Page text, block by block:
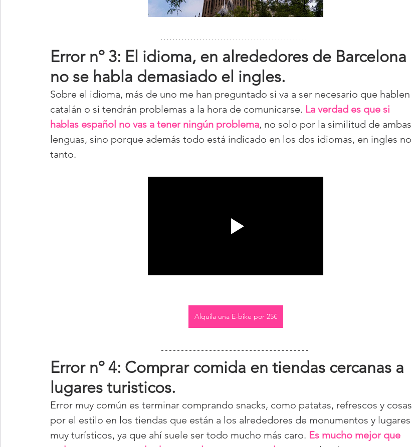
Error nº 3: El idioma, en alrededores de Barcelona
no se habla demasiado el ingles.
Sobre el idioma, más de uno me han preguntado si va a ser necesario que hablen
catalán o si tendrán problemas a la hora de comunicarse. La verdad es que si
hablas español no vas a tener ningún problema, no solo por la similitud de ambas
lenguas, sino porque además todo está indicado en los dos idiomas, en ingles no
tanto.
Alquila una E-bike por 25€
Error nº 4: Comprar comida en tiendas cercanas a
lugares turisticos.
Error muy común es terminar comprando snacks, como patatas, refrescos y cosas
por el estilo en los tiendas que están a los alrededores de monumentos y lugares
muy turísticos, ya que ahí suele ser todo mucho más caro. Es mucho mejor que